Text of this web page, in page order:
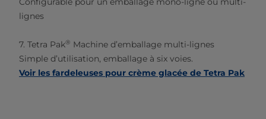
lignes
7. Tetra Pak® Machine d’emballage multi-lignes
Simple d’utilisation, emballage à six voies.
Voir les fardeleuses pour crème glacée de Tetra Pak